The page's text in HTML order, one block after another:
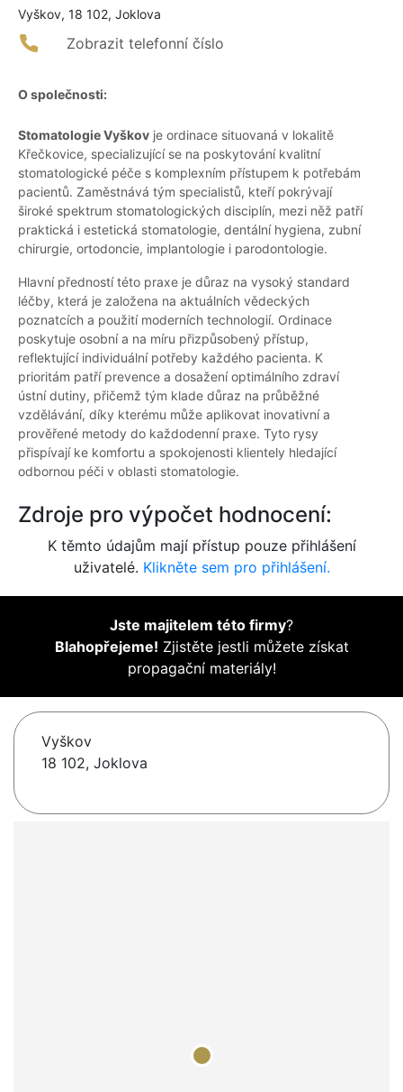
Vyškov, 18 102, Joklova
Zobrazit telefonní číslo
O společnosti:
Stomatologie Vyškov je ordinace situovaná v lokalitě
Křečkovice, specializující se na poskytování kvalitní
stomatologické péče s komplexním přístupem k potřebám
pacientů. Zaměstnává tým specialistů, kteří pokrývají
široké spektrum stomatologických disciplín, mezi něž patří
praktická i estetická stomatologie, dentální hygiena, zubní
chirurgie, ortodoncie, implantologie i parodontologie.
Hlavní předností této praxe je důraz na vysoký standard
léčby, která je založena na aktuálních vědeckých
poznatcích a použití moderních technologií. Ordinace
poskytuje osobní a na míru přizpůsobený přístup,
reflektující individuální potřeby každého pacienta. K
prioritám patří prevence a dosažení optimálního zdraví
ústní dutiny, přičemž tým klade důraz na průběžné
vzdělávání, díky kterému může aplikovat inovativní a
prověřené metody do každodenní praxe. Tyto rysy
přispívají ke komfortu a spokojenosti klientely hledající
odbornou péči v oblasti stomatologie.
Zdroje pro výpočet hodnocení:
K těmto údajům mají přístup pouze přihlášení
uživatelé. Klikněte sem pro přihlášení.
Jste majitelem této firmy?
Blahopřejeme! Zjistěte jestli můžete získat
propagační materiály!
Vyškov
18 102, Joklova